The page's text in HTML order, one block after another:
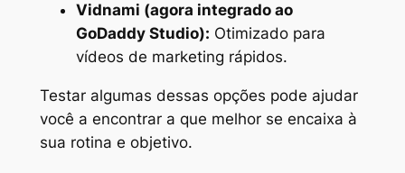
Vidnami (agora integrado ao
GoDaddy Studio): Otimizado para
vídeos de marketing rápidos.
Testar algumas dessas opções pode ajudar
você a encontrar a que melhor se encaixa à
sua rotina e objetivo.